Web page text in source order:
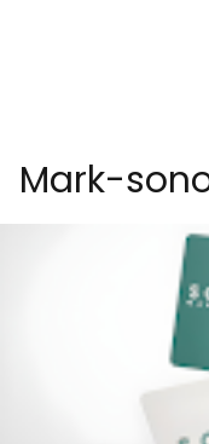
Mark-